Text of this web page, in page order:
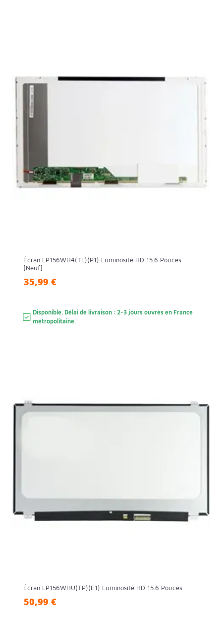
Écran LP156WH4(TL)(P1) Luminosité HD 15.6 Pouces
[Neuf]
35,99 €
Disponible. Délai de livraison : 2-3 jours ouvrés en France
métropolitaine.
Écran LP156WHU(TP)(E1) Luminosité HD 15.6 Pouces
50,99 €